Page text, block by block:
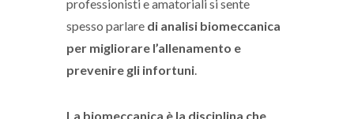
professionisti e amatoriali si sente
spesso parlare di analisi biomeccanica
per migliorare l’allenamento e
prevenire gli infortuni
La biomeccanica è la disciplina che